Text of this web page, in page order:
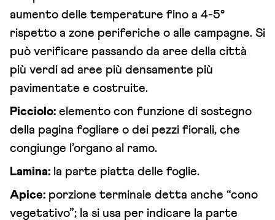
aumento delle temperature fino a 4-5°
rispetto a zone periferiche o alle campagne. Si
può verificare passando da aree della città
più verdi ad aree più densamente più
pavimentate e costruite.
Picciolo: elemento con funzione di sostegno
della pagina fogliare o dei pezzi fiorali, che
congiunge l’organo al ramo.
Lamina: la parte piatta delle foglie.
Apice: porzione terminale detta anche “cono
vegetativo”; la si usa per indicare la parte